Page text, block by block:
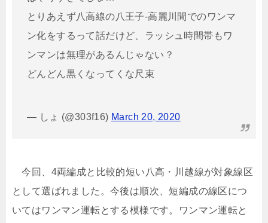
とりあえず八高線の八王子-高麗川間でのワンマ
ン化をするって話だけど、ラッシュ時間帯もワ
ンマンは無理があるんじゃない？
どんどん黒くなってくな尺束
— しょ (@303f16) March 20, 2020
今回、4両編成と比較的短い八高・川越線が対象線区
として選ばれました。今後は順次、短編成の線区につ
いてはワンマン運転とする模様です。ワンマン運転と